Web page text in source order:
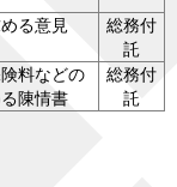
る意見
総務付
託
料などの
陳情書
総務付
託